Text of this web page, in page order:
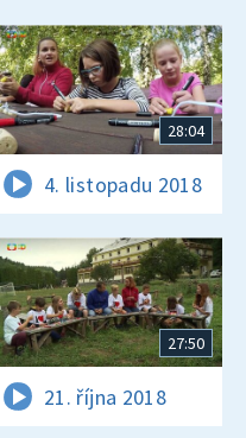
28:04
4. listopadu 2018
27:50
21. října 2018